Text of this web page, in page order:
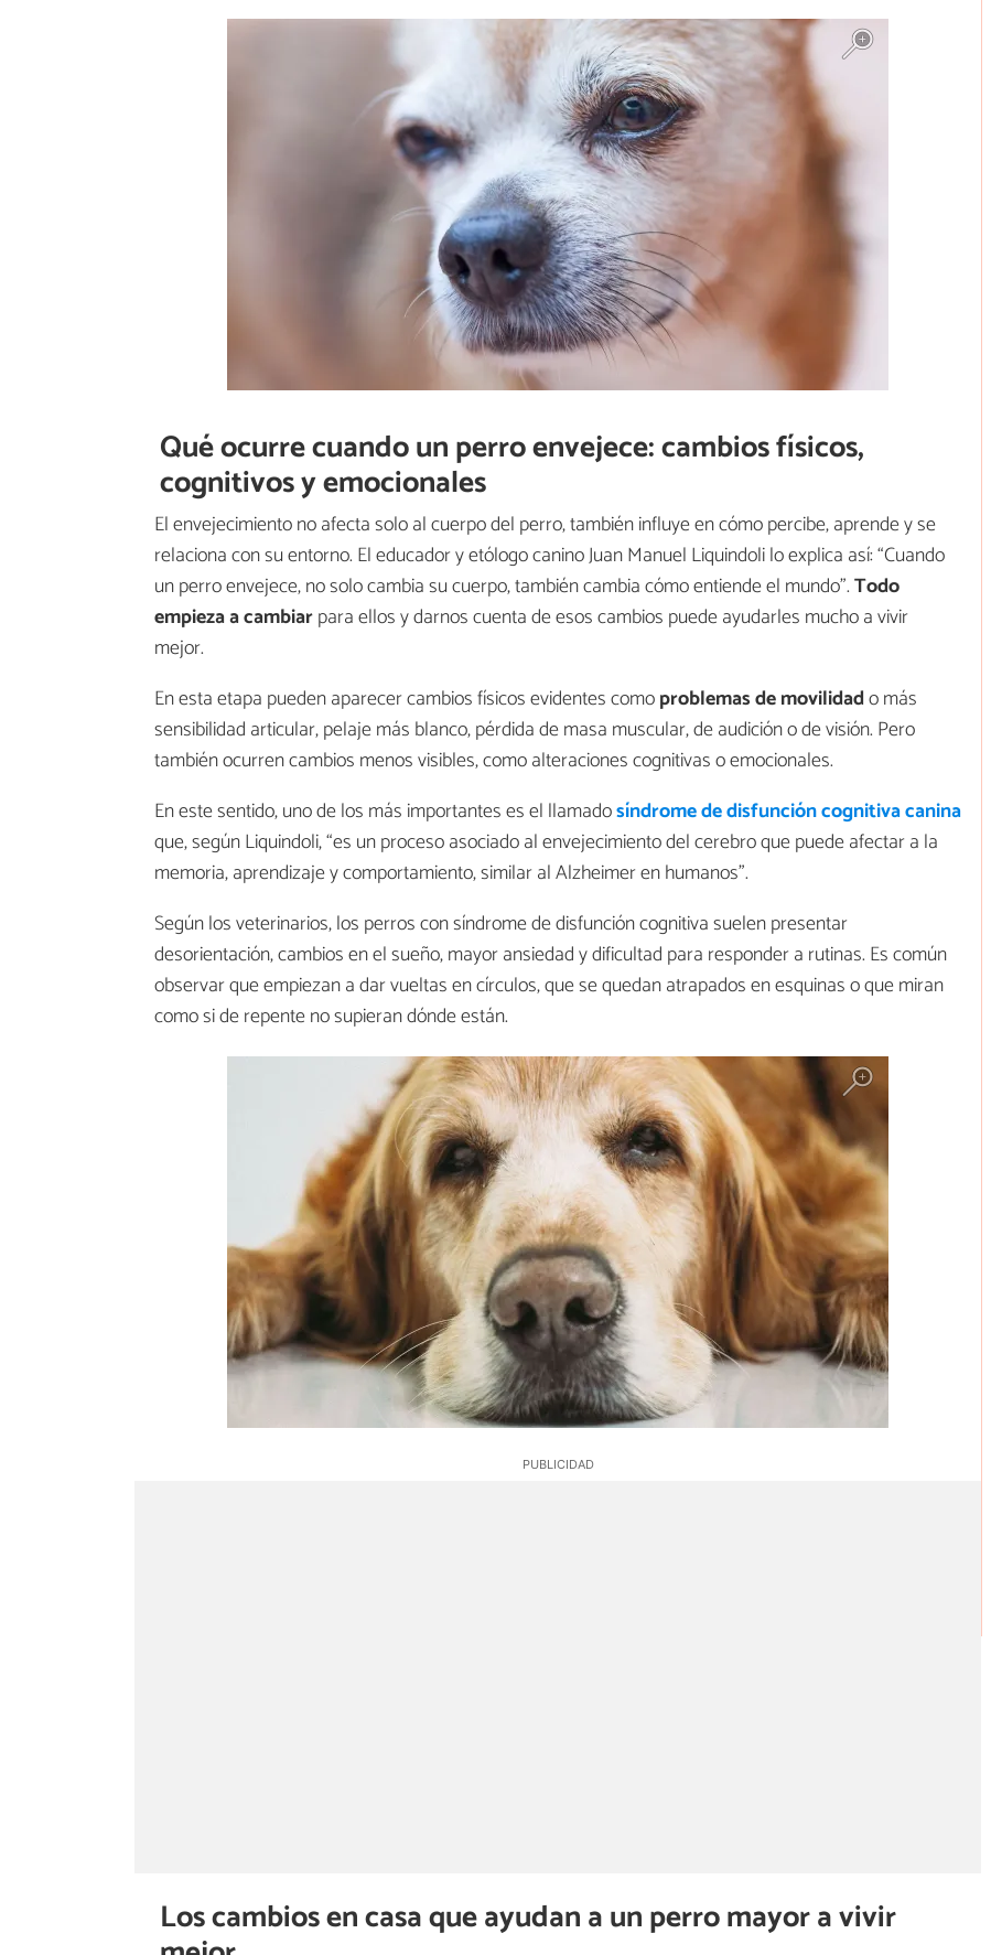
Qué ocurre cuando un perro envejece: cambios físicos,
cognitivos y emocionales
El envejecimiento no afecta solo al cuerpo del perro, también influye en cómo percibe, aprende y se
relaciona con su entorno. El educador y etólogo canino Juan Manuel Liquindoli lo explica así: “Cuando
un perro envejece, no solo cambia su cuerpo, también cambia cómo entiende el mundo”.Todo
empieza a cambiarpara ellos y darnos cuenta de esos cambios puede ayudarles mucho a vivir
mejor.
En esta etapa pueden aparecer cambios físicos evidentes comoproblemas de movilidado más
sensibilidad articular, pelaje más blanco, pérdida de masa muscular, de audición o de visión. Pero
también ocurren cambios menos visibles, como alteraciones cognitivas o emocionales.
En este sentido, uno de los más importantes es el llamadosíndrome de disfunción cognitiva canina
que, según Liquindoli, “es un proceso asociado al envejecimiento del cerebro que puede afectar a la
memoria, aprendizaje y comportamiento, similar al Alzheimer en humanos”.
Según los veterinarios, los perros con síndrome de disfunción cognitiva suelen presentar
desorientación, cambios en el sueño, mayor ansiedad y dificultad para responder a rutinas. Es común
observar que empiezan a dar vueltas en círculos, que se quedan atrapados en esquinas o que miran
como si de repente no supieran dónde están.
Los cambios en casa que ayudan a un perro mayor a vivir